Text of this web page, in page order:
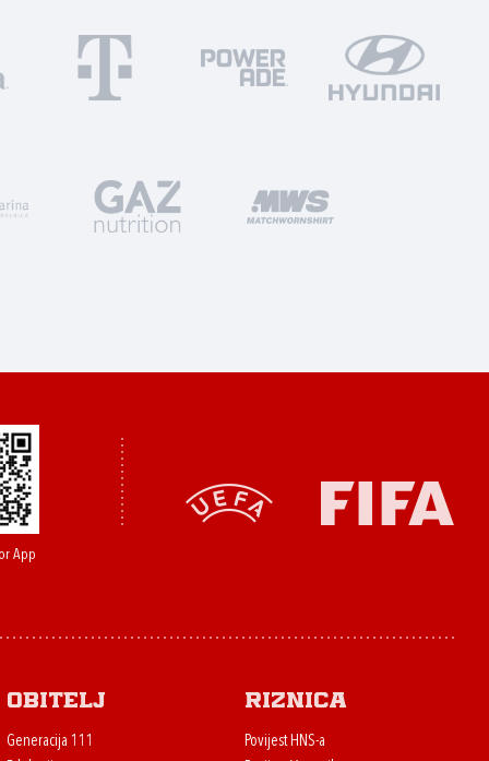
App
Obitelj
Generacija 111
Riznica
Povijest HNS-a